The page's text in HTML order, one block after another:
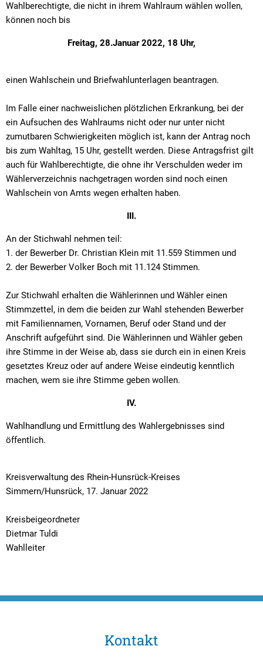
Wahlberechtigte, die nicht in ihrem Wahlraum wählen wollen,
können noch bis
Freitag, 28.Januar 2022, 18 Uhr,
einen Wahlschein und Briefwahlunterlagen beantragen.
Im Falle einer nachweislichen plötzlichen Erkrankung, bei der
ein Aufsuchen des Wahlraums nicht oder nur unter nicht
zumutbaren Schwierigkeiten möglich ist, kann der Antrag noch
bis zum Wahltag, 15 Uhr, gestellt werden. Diese Antragsfrist gilt
auch für Wahlberechtigte, die ohne ihr Verschulden weder im
Wählerverzeichnis nachgetragen worden sind noch einen
Wahlschein von Amts wegen erhalten haben.
III.
An der Stichwahl nehmen teil:
1. der Bewerber Dr. Christian Klein mit 11.559 Stimmen und
2. der Bewerber Volker Boch mit 11.124 Stimmen.
Zur Stichwahl erhalten die Wählerinnen und Wähler einen
Stimmzettel, in dem die beiden zur Wahl stehenden Bewerber
mit Familiennamen, Vornamen, Beruf oder Stand und der
Anschrift aufgeführt sind. Die Wählerinnen und Wähler geben
ihre Stimme in der Weise ab, dass sie durch ein in einen Kreis
gesetztes Kreuz oder auf andere Weise eindeutig kenntlich
machen, wem sie ihre Stimme geben wollen.
IV.
Wahlhandlung und Ermittlung des Wahlergebnisses sind
öffentlich.
Kreisverwaltung des Rhein-Hunsrück-Kreises
Simmern/Hunsrück, 17. Januar 2022
Kreisbeigeordneter
Dietmar Tuldi
Wahlleiter
Kontakt